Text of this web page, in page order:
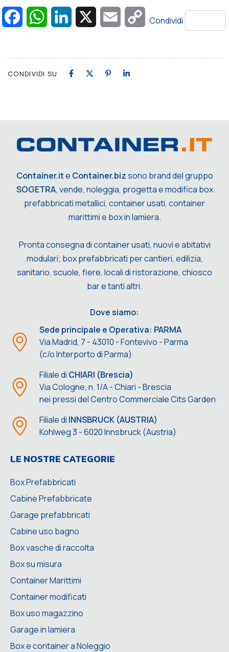
FacebookWhatsAppLinkedIn Email
Copy
Condividi
CONDIVIDI SU
Container.ite Container.bizsono brand del gruppo
SOGETRA, vende, noleggia, progetta e modifica box
prefabbricati metallici, container usati, container
marittimi e box in lamiera.
Pronta consegna di container usati, nuovi e abitativi
modulari; box prefabbricati per cantieri, edilizia,
sanitario, scuole, fiere, locali di ristorazione, chiosco
bar e tanti altri.
Dove siamo:
Sede principale e Operativa: PARMA
Via Madrid, 7 - 43010 - Fontevivo - Parma
(c/o Interporto di Parma)
Filiale di CHIARI (Brescia)
Via Cologne, n. 1/A - Chiari - Brescia
nei pressi del Centro Commerciale Cits Garden
Filiale di INNSBRUCK (AUSTRIA)
Kohlweg 3 - 6020 Innsbruck (Austria)
LE NOSTRE CATEGORIE
Box Prefabbricati
Cabine Prefabbricate
Garage prefabbricati
Cabine uso bagno
Box vasche di raccolta
Box su misura
Container Marittimi
Container modificati
Box uso magazzino
Garage in lamiera
Box e container a Noleggio